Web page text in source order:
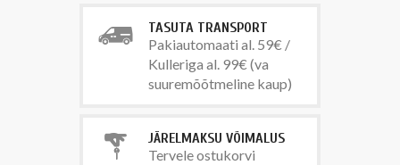
TASUTA TRANSPORT
Pakiautomaati al. 59€ /
Kulleriga al. 99€ (va
suuremõõtmeline kaup)
JÄRELMAKSU VÕIMALUS
Tervele ostukorvi